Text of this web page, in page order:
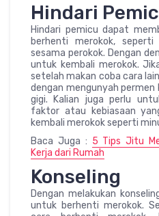
Hindari
Hindari pemicu dapat
berhenti merokok,
sesama perokok. Dengan
untuk kembali merokok.
setelah makan coba cara
dengan mengunyah
gigi. Kalian juga perlu
faktor atau kebiasaan
kembali merokok seperti
Baca Juga : 5 Tips Jitu
Kerja dari Rumah
Konseling
Dengan melakukan
untuk berhenti merokok.